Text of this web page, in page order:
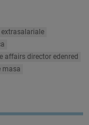
affairs director edenred
masa